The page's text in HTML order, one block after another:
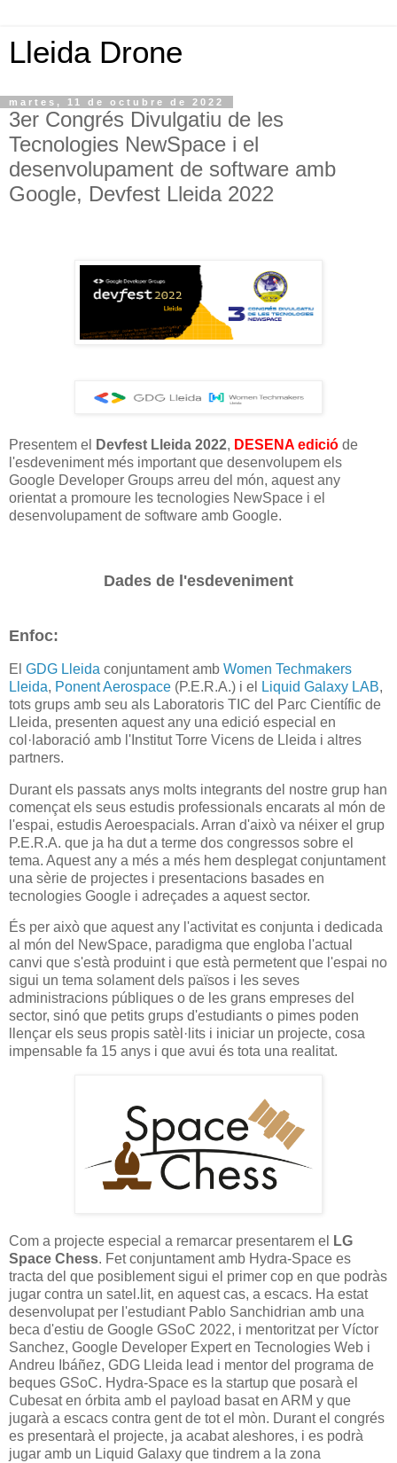
Lleida Drone
martes, 11 de octubre de 2022
3er Congrés Divulgatiu de les
Tecnologies NewSpace i el
desenvolupament de software amb
Google, Devfest Lleida 2022
Presentem el Devfest Lleida 2022, DESENA edició de
l'esdeveniment més important que desenvolupem els
Google Developer Groups arreu del món, aquest any
orientat a promoure les tecnologies NewSpace i el
desenvolupament de software amb Google.
Dades de l'esdeveniment
Enfoc:
El GDG Lleida conjuntament amb Women Techmakers
Lleida, Ponent Aerospace (P.E.R.A.) i el Liquid Galaxy LAB,
tots grups amb seu als Laboratoris TIC del Parc Científic de
Lleida, presenten aquest any una edició especial en
col·laboració amb l'Institut Torre Vicens de Lleida i altres
partners.
Durant els passats anys molts integrants del nostre grup han
començat els seus estudis professionals encarats al món de
l'espai, estudis Aeroespacials. Arran d'això va néixer el grup
P.E.R.A. que ja ha dut a terme dos congressos sobre el
tema. Aquest any a més a més hem desplegat conjuntament
una sèrie de projectes i presentacions basades en
tecnologies Google i adreçades a aquest sector.
És per això que aquest any l'activitat es conjunta i dedicada
al món del NewSpace, paradigma que engloba l'actual
canvi que s'està produint i que està permetent que l'espai no
sigui un tema solament dels països i les seves
administracions públiques o de les grans empreses del
sector, sinó que petits grups d'estudiants o pimes poden
llençar els seus propis satèl·lits i iniciar un projecte, cosa
impensable fa 15 anys i que avui és tota una realitat.
Com a projecte especial a remarcar presentarem el
LG
Space Chess. Fet conjuntament amb Hydra-Space es
tracta del que posiblement sigui el primer cop en que podràs
jugar contra un satel.lit, en aquest cas, a escacs. Ha estat
desenvolupat per l'estudiant Pablo Sanchidrian amb una
beca d'estiu de Google GSoC 2022, i mentoritzat per Víctor
Sanchez, Google Developer Expert en Tecnologies Web i
Andreu Ibáñez, GDG Lleida lead i mentor del programa de
beques GSoC. Hydra-Space es la startup que posarà el
Cubesat en órbita amb el payload basat en ARM y que
jugarà a escacs contra gent de tot el mòn. Durant el congrés
es presentarà el projecte, ja acabat aleshores, i es podrà
jugar amb un Liquid Galaxy que tindrem a la zona